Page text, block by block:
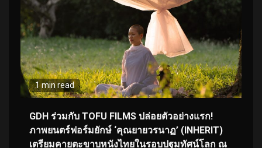
1 min read
GDH ร่วมกับ TOFU FILMS ปล่อยตัวอย่างแรก!
ภาพยนตร์ฟอร์มยักษ์ ‘คุณยายวรนาฏ’ (INHERIT)
เตรียมคายตะขาบหนังไทยในรอบปฐมทัศน์โลก ณ